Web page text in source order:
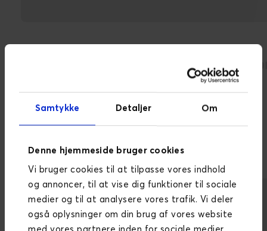
Samtykke Detaljer Om
Denne hjemmeside bruger cookies
Vi bruger cookies til at tilpasse vores indhold
og annoncer, til at vise dig funktioner til sociale
medier og til at analysere vores trafik. Vi deler
også oplysninger om din brug af vores website
Læs om nogle af
løsningerne her